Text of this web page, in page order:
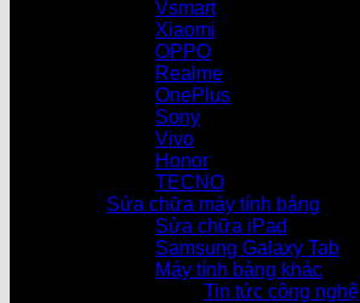
Vsmart
Xiaomi
OPPO
Realme
OnePlus
Sony
Vivo
Honor
TECNO
Sửa chữa máy tính bảng
Sửa chữa iPad
Samsung Galaxy Tab
Máy tính bảng khác
Tin tức công nghệ